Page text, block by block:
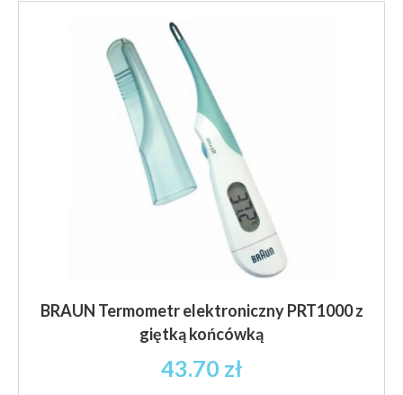
BRAUN Termometr elektroniczny PRT1000 z
giętką końcówką
43.70 zł